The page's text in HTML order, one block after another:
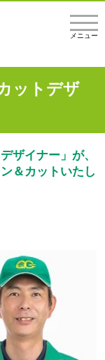
メニュー
ットデザ
ザイナー」が、
＆カットいたし